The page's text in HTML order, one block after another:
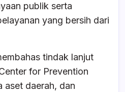
publik serta
yang bersih dari
tindak lanjut
for Prevention
aset daerah, dan